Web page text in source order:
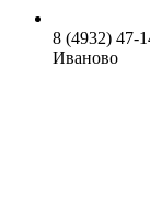
8 (4932) 47-
Иваново